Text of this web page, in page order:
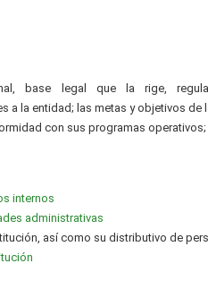
base legal que la rige,
a la entidad; las metas y objetivos de
con sus programas operativos;
internos
administrativas
así como su distributivo de